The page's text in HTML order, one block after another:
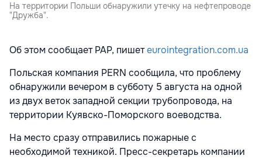
На территории Польши обнаружили утечку на нефтепроводе
"Дружба".
Об этом сообщает PAP, пишетeurointegration.com.ua
Польская компания PERN сообщила, что проблему
обнаружили вечером в субботу 5 августа на одной
из двух веток западной секции трубопровода, на
территории Куявско-Поморского воеводства.
На место сразу отправились пожарные с
необходимой техникой. Пресс-секретарь компании